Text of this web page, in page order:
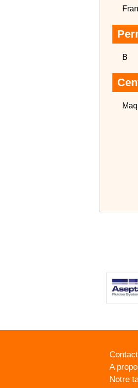
B
A
Notre